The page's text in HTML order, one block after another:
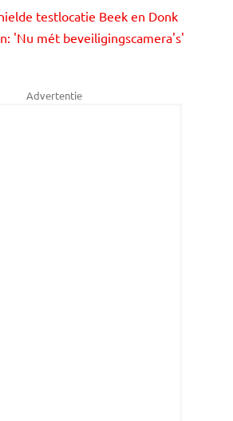
testlocatie Beek en Donk
'Nu mét beveiligingscamera's'
Advertentie